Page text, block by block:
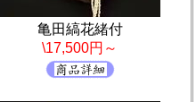
亀田縞花緒付
\17,500円～